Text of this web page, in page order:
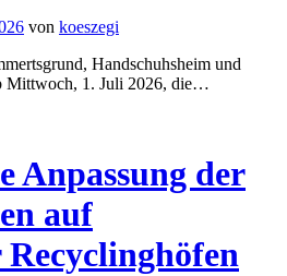
von koeszegi
Handschuhsheim und
Mittwoch, 1. Juli 2026, die…
Anpassung der
auf